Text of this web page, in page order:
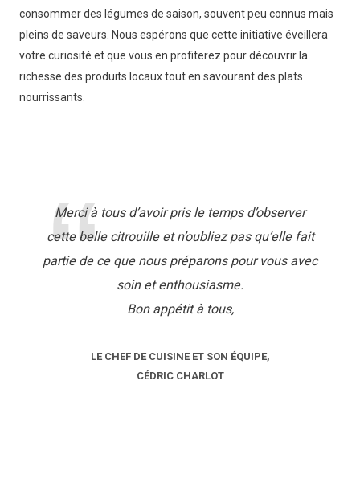
consommer des légumes de saison, souvent peu connus mais
pleins de saveurs. Nous espérons que cette initiative éveillera
votre curiosité et que vous en profiterez pour découvrir la
richesse des produits locaux tout en savourant des plats
nourrissants.
Merci à tous d’avoir pris le temps d’observer
cette belle citrouille et n’oubliez pas qu’elle fait
partie de ce que nous préparons pour vous avec
soin et enthousiasme.
Bon appétit à tous,
LE CHEF DE CUISINE ET SON ÉQUIPE,
CÉDRIC CHARLOT